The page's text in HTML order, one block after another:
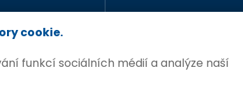
cookie.
funkcí sociálních médií a analýze naší